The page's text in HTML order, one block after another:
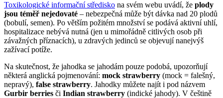
Toxikologické informační středisko na svém webu uvádí, že plody
jsou téměř nejedovaté – nebezpečná může být dávka nad 20 plodů
(bobulí, semen). Po větším požitém množství se podává aktivní uhlí,
hospitalizace nebývá nutná (jen u mimořádně citlivých osob při
závažných příznacích), u zdravých jedinců se objevují nanejvýš
zažívací potíže.
Na skutečnost, že jahodka se jahodám pouze podobá, upozorňují
některá anglická pojmenování: mock strawberry (mock = falešný,
nepravý), false strawberry. Jahodky můžete najít i pod názvem
Gurbir berries či Indian strawberry (indické jahody). V češtině